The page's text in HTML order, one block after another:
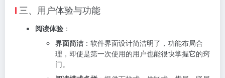
三、用户体验与功能
阅读体验 ：
界面简洁 ：软件界面设计简洁明了，功能布局合
理，即使是第一次使用的用户也能很快掌握它的窍
门。